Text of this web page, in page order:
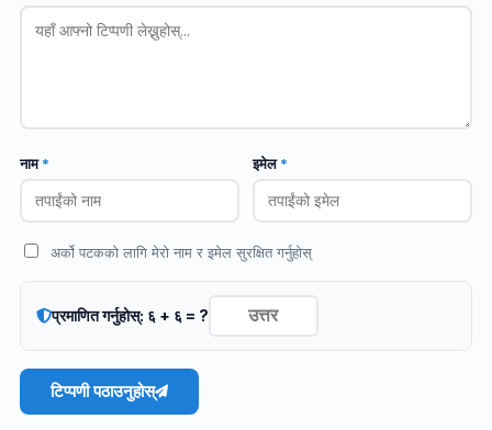
नाम* इमेल*
अर्को पटकको लागि मेरो नाम र इमेल सुरक्षित गर्नुहोस्
प्रमाणित गर्नुहोस्: ६ + ६ = ?
टिप्पणी पठाउनुहोस्